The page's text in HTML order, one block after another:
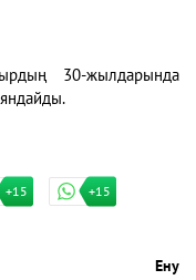
30-жылдарында
+15 +15
Ену